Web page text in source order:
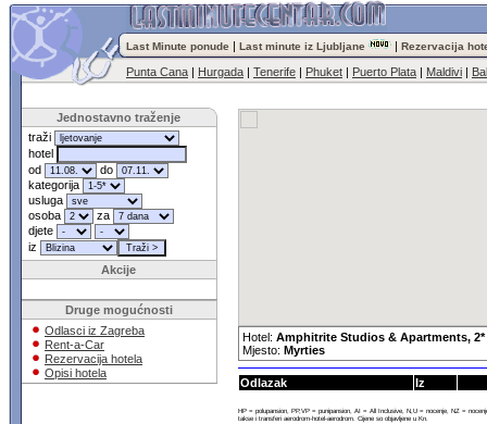
Last Minute ponude | Last minute iz Ljubljane | Rezervacija
Punta Cana | Hurgada | Tenerife | Phuket | Puerto Plata | Maldivi |
Jednostavno traženje
traži
hotel
od
do
kategorija
usluga
osoba
za
djete
iz
Akcije
Druge mogućnosti
Odlasci iz Zagreba
Rent-a-Car
Rezervacija hotela
Opisi hotela
Hotel: Amphitrite Studios & Apartments, 2*
Mjesto: Myrties
Odlazak Iz
HP = polupansion, PP,VP = punipansion, AI = All Inclusive, N,U = nocenje, NZ =
takse i transferi aerodrom-hotel-aerodrom. Cijene so objavljene u Kn.